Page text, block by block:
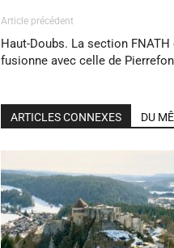
Article précédent
Haut-Doubs. La section
fusionne avec celle de
ARTICLES CONNEXES DU